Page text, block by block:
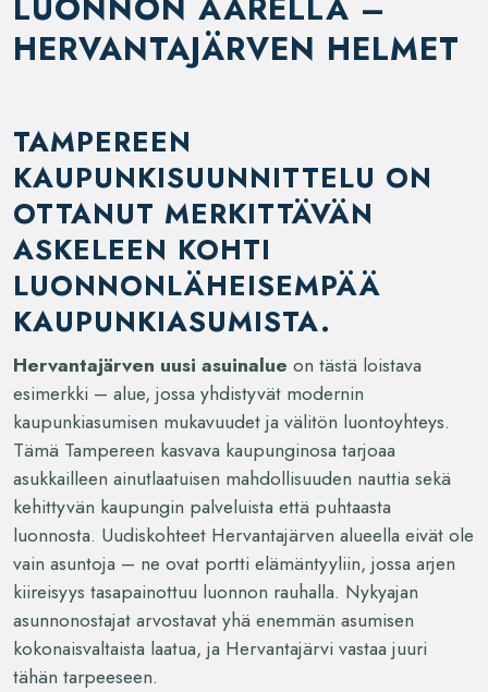
HERVANTAJÄRVEN HELMET
TAMPEREEN
KAUPUNKISUUNNITTELU ON
OTTANUT MERKITTÄVÄN
ASKELEEN KOHTI
LUONNONLÄHEISEMPÄÄ
KAUPUNKIASUMISTA.
Hervantajärven uusi asuinalue on tästä loistava
esimerkki – alue, jossa yhdistyvät modernin
kaupunkiasumisen mukavuudet ja välitön luontoyhteys.
Tämä Tampereen kasvava kaupunginosa tarjoaa
asukkailleen ainutlaatuisen mahdollisuuden nauttia sekä
kehittyvän kaupungin palveluista että puhtaasta
luonnosta. Uudiskohteet Hervantajärven alueella eivät ole
vain asuntoja – ne ovat portti elämäntyyliin, jossa arjen
kiireisyys tasapainottuu luonnon rauhalla. Nykyajan
asunnonostajat arvostavat yhä enemmän asumisen
kokonaisvaltaista laatua, ja Hervantajärvi vastaa juuri
tähän tarpeeseen.